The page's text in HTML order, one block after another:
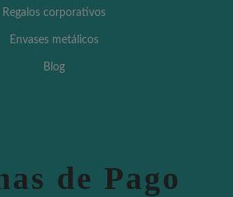
Regalos corporativos
Envases metálicos
Blog
de Pago